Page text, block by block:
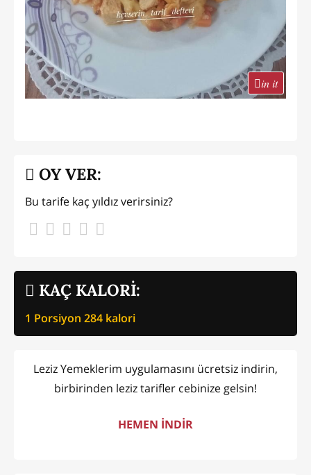
in it
KAÇ KALORİ:
1 Porsiyon 284 kalori
OY VER:
Bu tarife kaç yıldız verirsiniz?
Leziz Yemeklerim uygulamasını ücretsiz indirin,
birbirinden leziz tarifler cebinize gelsin!
HEMEN İNDİR